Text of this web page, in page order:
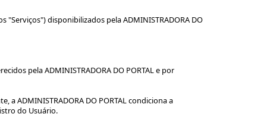
"Serviços") disponibilizados pela ADMINISTRADORA DO
pela ADMINISTRADORA DO PORTAL e por
ADMINISTRADORA DO PORTAL condiciona a
do Usuário.